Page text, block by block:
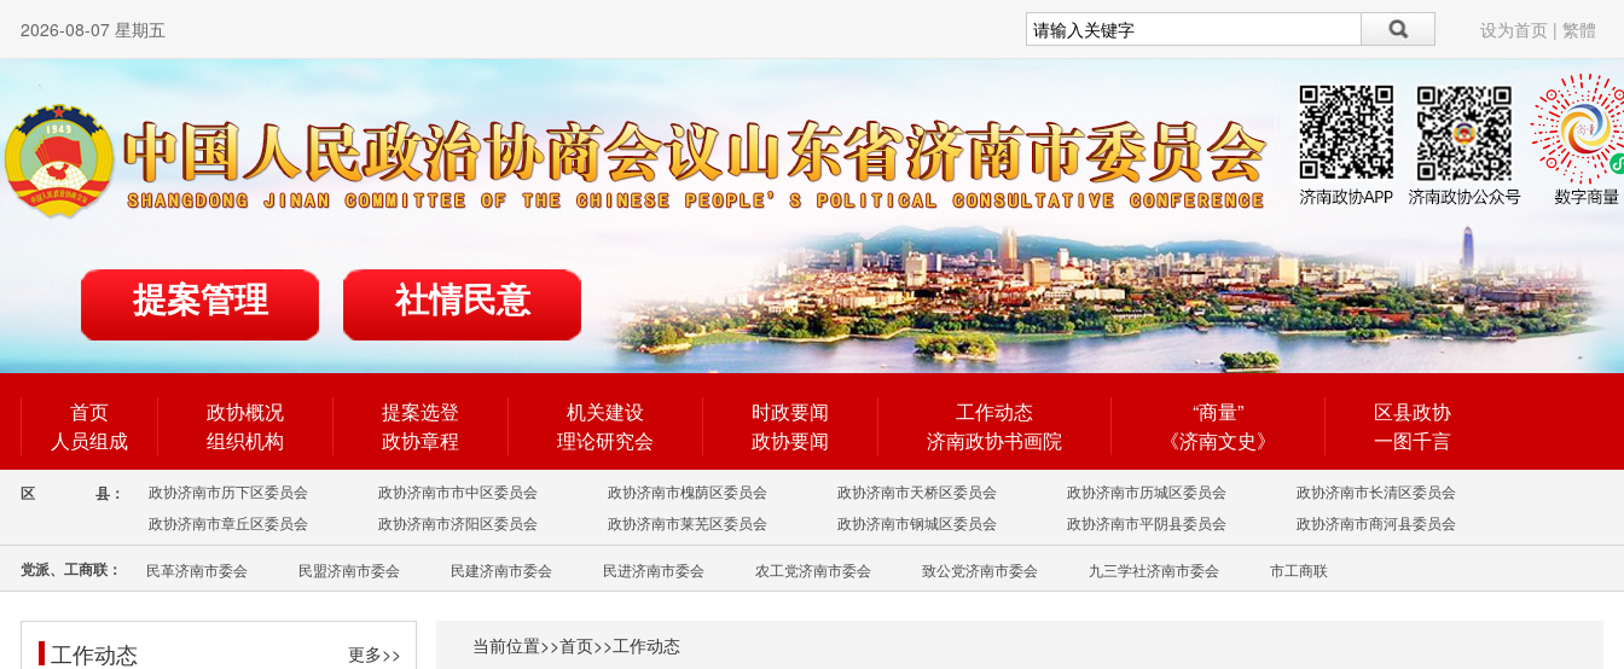
2026-08-07 星期五 设为首页 | 繁體
提案管理 社情民意
首页
人员组成
政协概况
组织机构
提案选登
政协章程
机关建设
理论研究会
时政要闻
政协要闻
工作动态
济南政协书画院
“商量”
《济南文史》
区县政协
一图千言
区 县： 政协济南市历下区委员会 政协济南市市中区委员会 政协济南市槐荫区委员会 政协济南市天桥区委员会 政协济南市历城区委员会
政协济南市长清区委员会
政协济南市章丘区委员会
政协济南市济阳区委员会 政协济南市莱芜区委员会 政协济南市钢城区委员会 政协济南市平阴县委员会 政协济南市商河县委员会
党派、工商联： 民革济南市委会 民盟济南市委会 民建济南市委会 民进济南市委会 农工党济南市委会 致公党济南市委会 九三学社济南市委会 市工商联
工作动态
更多>>
当前位置>>首页>>工作动态